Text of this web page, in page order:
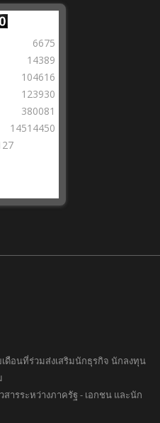
6675
14389
104616
123930
380081
14514450
เดือนที่ร่วมส่งเสริมนักธุรกิจ นักลงทุน
ารระหว่างภาครัฐ - เอกชน และนัก